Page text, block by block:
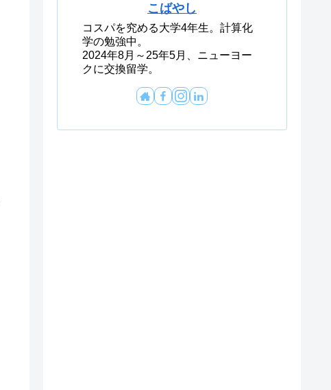
こばやし
コスパを究める大学4年生。計算化
学の勉強中。
2024年8月～25年5月、ニューヨー
クに交換留学。